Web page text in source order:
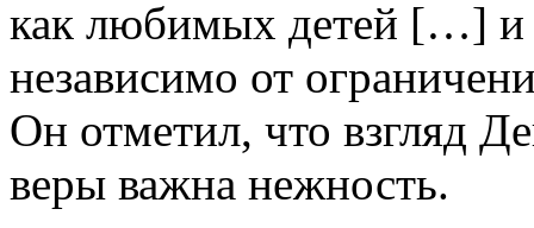
как любимых детей […] и
независимо от
Он отметил, что взгляд
веры важна нежность.